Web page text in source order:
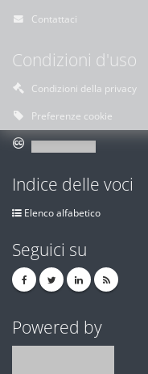
Contattaci
Condizioni d'uso
Condizioni della privacy
Preferenze cookie
Indice delle voci
Elenco alfabetico
Seguici su
Powered by